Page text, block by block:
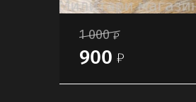
1 000
900